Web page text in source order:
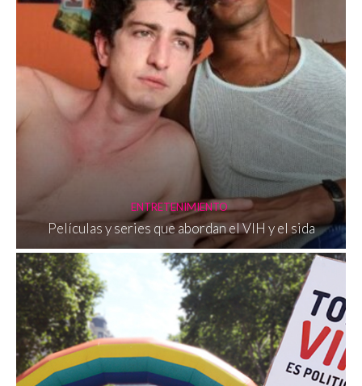
ENTRETENIMIENTO
Películas y series que abordan el VIH y el sida